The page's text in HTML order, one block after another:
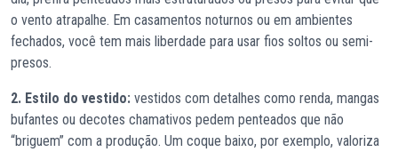
o vento atrapalhe. Em casamentos noturnos ou em ambientes
fechados, você tem mais liberdade para usar fios soltos ou semi-
presos.
2. Estilo do vestido: vestidos com detalhes como renda, mangas
bufantes ou decotes chamativos pedem penteados que não
“briguem” com a produção. Um coque baixo, por exemplo, valoriza